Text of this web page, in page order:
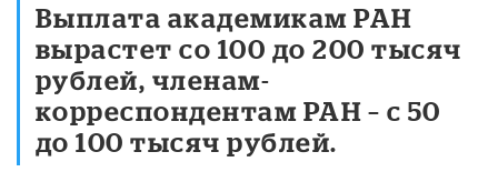
Выплата академикам РАН
вырастет со 100 до 200 тысяч
рублей, членам-
корреспондентам РАН – с 50
до 100 тысяч рублей.